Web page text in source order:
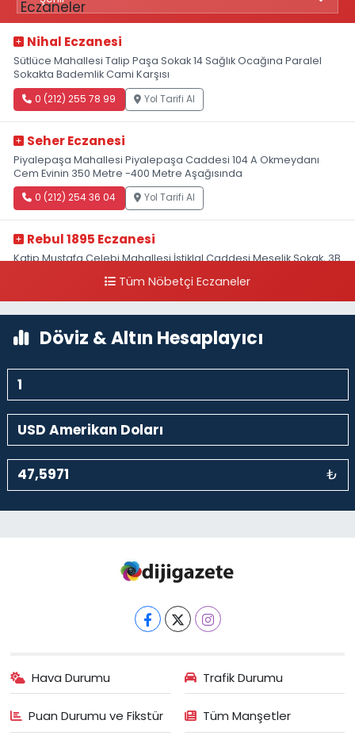
Nihal Eczanesi
Sütlüce Mahallesi Talip Paşa Sokak 14 Sağlık Ocağına Paralel
Sokakta Bademlik Cami Karşısı
0 (212) 255 78 99 Yol Tarifi Al
Seher Eczanesi
Piyalepaşa Mahallesi Piyalepaşa Caddesi 104 A Okmeydanı
Cem Evinin 350 Metre -400 Metre Aşağısında
0 (212) 254 36 04 Yol Tarifi Al
Rebul 1895 Eczanesi
Katip Mustafa Çelebi Mahallesi İstiklal Caddesi Meşelik Sokak, 3B
Tüm Nöbetçi Eczaneler
Döviz & Altın Hesaplayıcı
₺
Hava Durumu Trafik Durumu
Puan Durumu ve Fikstür Tüm Manşetler